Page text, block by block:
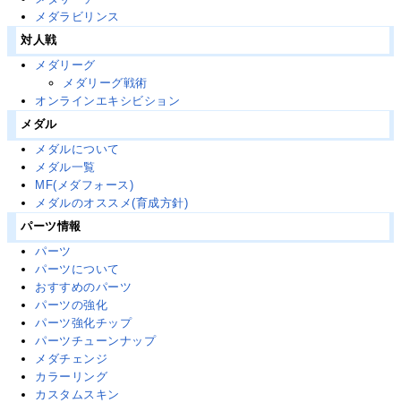
メダラビリンス
対人戦
メダリーグ
メダリーグ戦術
オンラインエキシビション
メダル
メダルについて
メダル一覧
MF(メダフォース)
メダルのオススメ(育成方針)
パーツ情報
パーツ
パーツについて
おすすめのパーツ
パーツの強化
パーツ強化チップ
パーツチューンナップ
メダチェンジ
カラーリング
カスタムスキン